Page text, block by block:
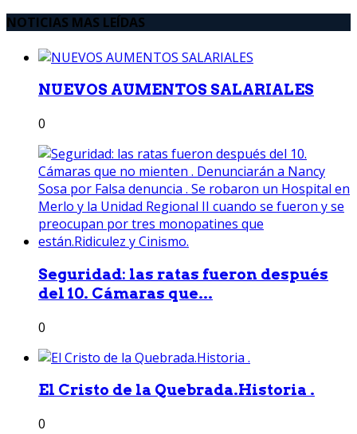
NOTICIAS MAS LEÍDAS
NUEVOS AUMENTOS SALARIALES
0
Seguridad: las ratas fueron después
del 10. Cámaras que...
0
El Cristo de la Quebrada.Historia .
0